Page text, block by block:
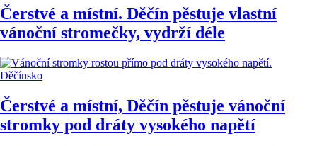
Čerstvé a místní. Děčín pěstuje vlastní
vánoční stromečky, vydrží déle
Děčínsko
Čerstvé a místní, Děčín pěstuje vánoční
stromky pod dráty vysokého napětí